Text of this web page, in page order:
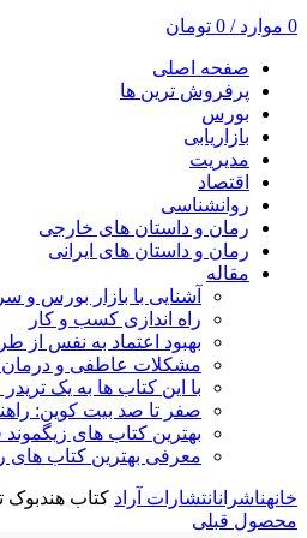
0 موارد /
0 تومان
صفحه اصلی
پرفروش ترین ها
بورس
بازاریابی
مدیریت
اقتصاد
روانشناسی
رمان و داستان های خارجی
رمان و داستان های ایرانی
مقاله
آشنایی با بازار بورس و
راه اندازی کسب و کار
بهبود اعتماد به نفس از
مشکلات عاطفی و درمان
با این کتاب ها به یک
صفر تا صد بیت کوین:
بهترین کتاب های
معرفی بهترین کتاب های
خانهناشرانانتشارات آراد کتاب هندبوک
محصول قبلی